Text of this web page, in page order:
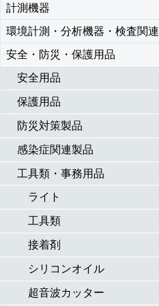
計測機器
環境計測・分析機器・検査関連
安全・防災・保護用品
安全用品
保護用品
防災対策製品
感染症関連製品
工具類・事務用品
ライト
工具類
接着剤
シリコンオイル
超音波カッター